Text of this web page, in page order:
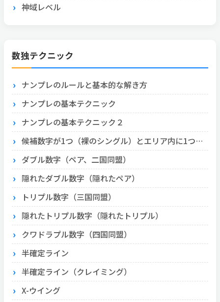
神域レベル
数独テクニック
ナンプレのルールと基本的な解き方
ナンプレの基本テクニック
ナンプレの基本テクニック２
候補数字が1つ（裸のシングル）とエリア内に1つ（隠れたシングル）
ダブル数字（ペア、二国同盟）
隠れたダブル数字（隠れたペア）
トリプル数字（三国同盟）
隠れたトリプル数字（隠れたトリプル）
クワドラプル数字（四国同盟）
半確定ライン
半確定ライン（クレイミング）
X-ウイング